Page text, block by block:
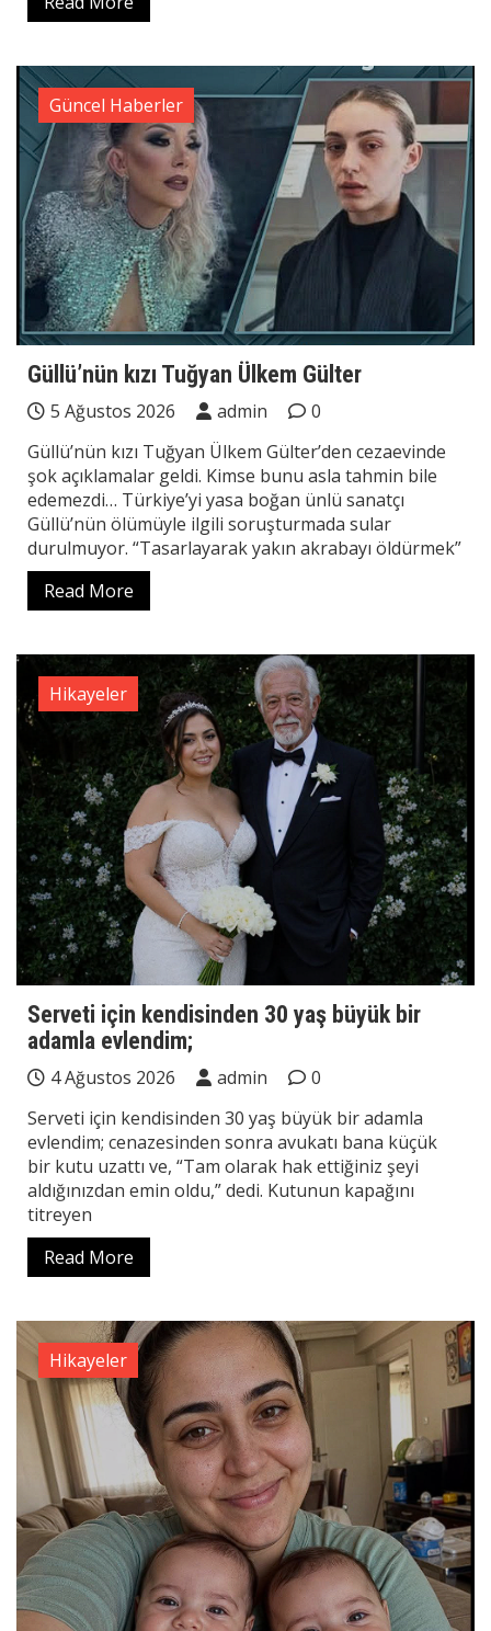
Güncel Haberler
Güllü’nün kızı Tuğyan Ülkem Gülter
5 Ağustos 2026 admin
0
Güllü’nün kızı Tuğyan Ülkem Gülter’den cezaevinde
şok açıklamalar geldi. Kimse bunu asla tahmin bile
edemezdi… Türkiye’yi yasa boğan ünlü sanatçı
Güllü’nün ölümüyle ilgili soruşturmada sular
durulmuyor. “Tasarlayarak yakın akrabayı öldürmek”
Read More
Hikayeler
Serveti için kendisinden 30 yaş büyük bir
adamla evlendim;
4 Ağustos 2026 admin
0
Serveti için kendisinden 30 yaş büyük bir adamla
evlendim; cenazesinden sonra avukatı bana küçük
bir kutu uzattı ve, “Tam olarak hak ettiğiniz şeyi
aldığınızdan emin oldu,” dedi. Kutunun kapağını
titreyen
Read More
Hikayeler